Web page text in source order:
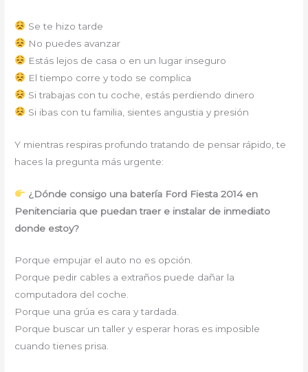
Se te hizo tarde
No puedes avanzar
Estás lejos de casa o en un lugar inseguro
El tiempo corre y todo se complica
Si trabajas con tu coche, estás perdiendo dinero
Si ibas con tu familia, sientes angustia y presión
Y mientras respiras profundo tratando de pensar rápido, te
haces la pregunta más urgente:
¿Dónde consigo una batería Ford Fiesta 2014 en
Penitenciaria que puedan traer e instalar de inmediato
donde estoy?
Porque empujar el auto no es opción.
Porque pedir cables a extraños puede dañar la
computadora del coche.
Porque una grúa es cara y tardada.
Porque buscar un taller y esperar horas es imposible
cuando tienes prisa.